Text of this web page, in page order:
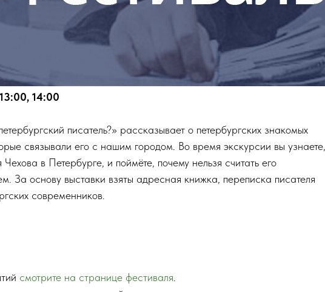
14:00
писатель?» рассказывает о петербургских знакомых
связывали его с нашим городом. Во время экскурсии вы узнаете,
в Петербурге, и поймёте, почему нельзя считать его
За основу выставки взяты адресная книжка, переписка писателя
современников.
смотрите на странице фестиваля